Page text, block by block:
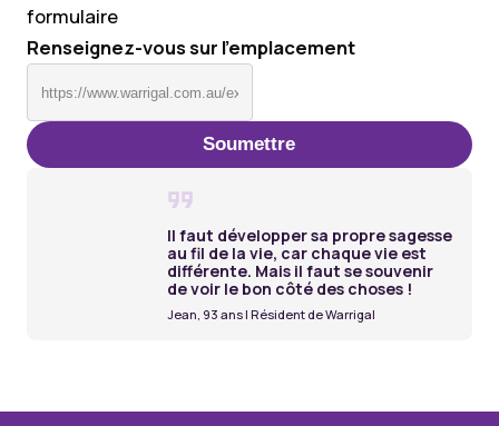
formulaire
Renseignez-vous sur l'emplacement
Il faut développer sa propre sagesse
au fil de la vie, car chaque vie est
différente. Mais il faut se souvenir
de voir le bon côté des choses !
Jean, 93 ans | Résident de Warrigal